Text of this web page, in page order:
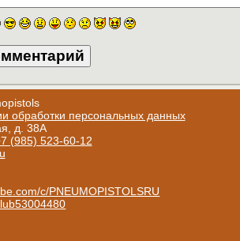
обработки персональных данных
д. 38А
(985) 523-60-12
c/PNEUMOPISTOLSRU